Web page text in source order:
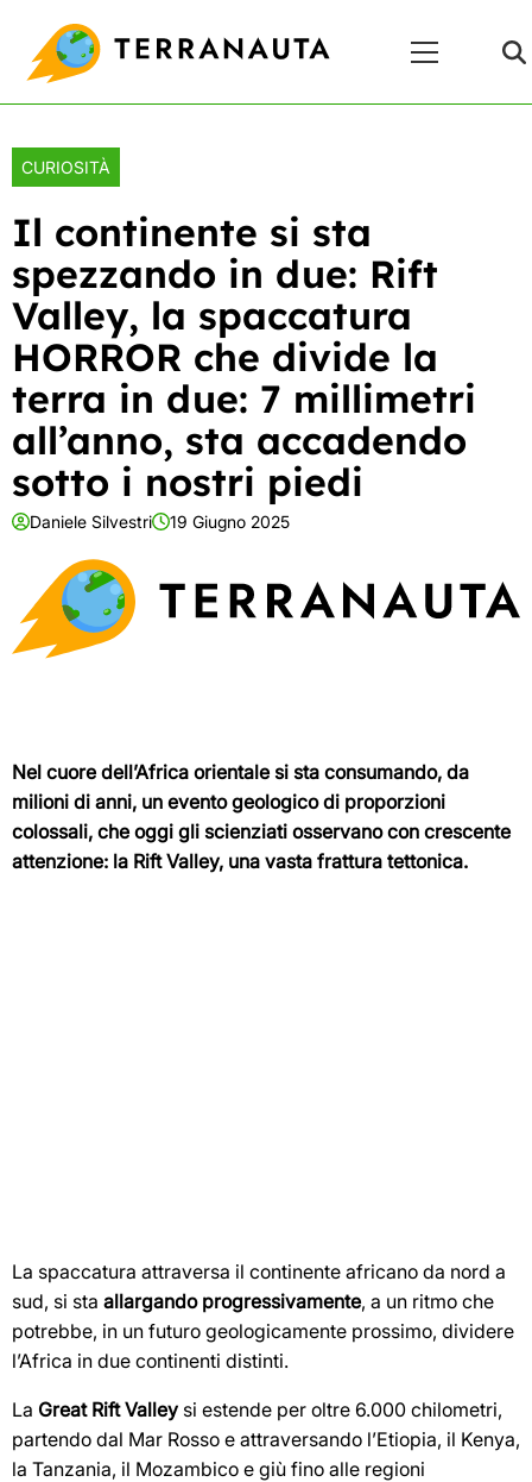
content
Principale
CURIOSITÀ
Il continente si sta
spezzando in due: Rift
Valley, la spaccatura
HORROR che divide la
terra in due: 7 millimetri
all’anno, sta accadendo
sotto i nostri piedi
Daniele Silvestri 19 Giugno 2025
Nel cuore dell’Africa orientale si sta consumando, da
milioni di anni, un evento geologico di proporzioni
colossali, che oggi gli scienziati osservano con crescente
attenzione: la Rift Valley, una vasta frattura tettonica.
La spaccatura attraversa il continente africano da nord a
sud, si sta allargando progressivamente, a un ritmo che
potrebbe, in un futuro geologicamente prossimo, dividere
l’Africa in due continenti distinti.
La Great Rift Valley si estende per oltre 6.000 chilometri,
partendo dal Mar Rosso e attraversando l’Etiopia, il Kenya,
la Tanzania, il Mozambico e giù fino alle regioni